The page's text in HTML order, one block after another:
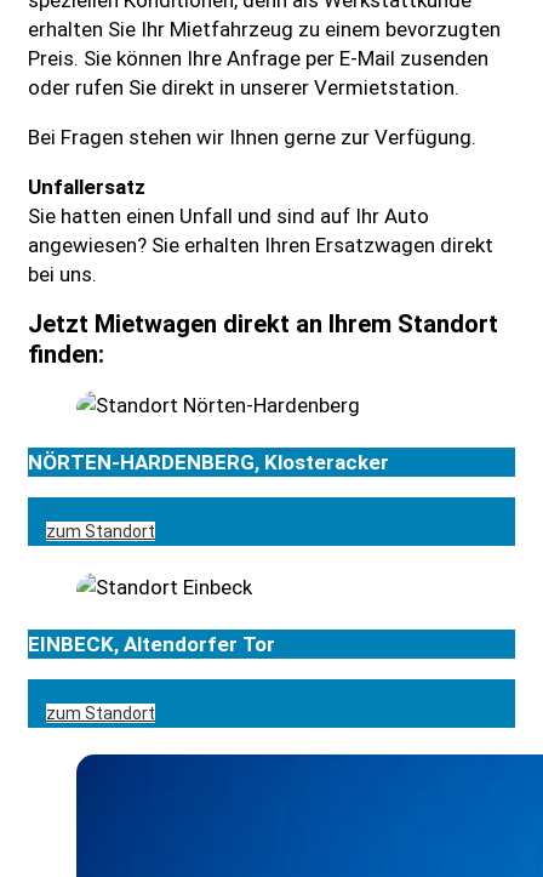
erhalten Sie Ihr Mietfahrzeug zu einem bevorzugten
Preis. Sie können Ihre Anfrage per E-Mail zusenden
oder rufen Sie direkt in unserer Vermietstation.
Bei Fragen stehen wir Ihnen gerne zur Verfügung.
Unfallersatz
Sie hatten einen Unfall und sind auf Ihr Auto
angewiesen? Sie erhalten Ihren Ersatzwagen direkt
bei uns.
Jetzt Mietwagen direkt an Ihrem Standort
finden:
NÖRTEN-HARDENBERG, Klosteracker
zum Standort
EINBECK, Altendorfer Tor
zum Standort